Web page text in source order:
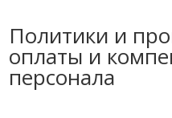
Политики и
оплаты и
персонала